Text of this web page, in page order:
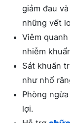
giảm đau
những vết
Viêm
nhiễm
Sát khuẩn
như nhổ
Phòng
lợi.